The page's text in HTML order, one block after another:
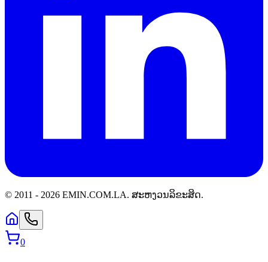
© 2011 - 2026 EMIN.COM.LA. ສະຫງວນລິຂະສິດ.
0